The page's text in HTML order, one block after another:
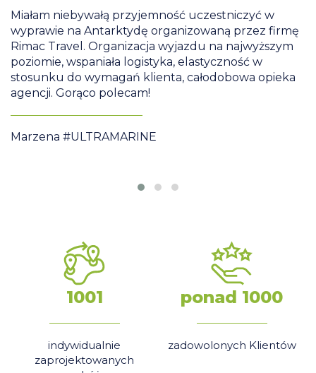
Miałam niebywałą przyjemność uczestniczyć w
wyprawie na Antarktydę organizowaną przez firmę
Rimac Travel. Organizacja wyjazdu na najwyższym
poziomie, wspaniała logistyka, elastyczność w
stosunku do wymagań klienta, całodobowa opieka
agencji. Gorąco polecam!
Marzena #ULTRAMARINE
1001
indywidualnie
zaprojektowanych
ponad 1000
zadowolonych Klientów